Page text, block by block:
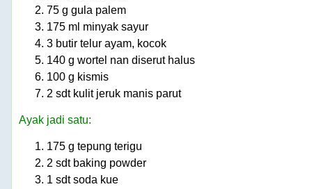
75 g gula palem
175 ml minyak sayur
3 butir telur ayam, kocok
140 g wortel nan diserut halus
100 g kismis
2 sdt kulit jeruk manis parut
Ayak jadi satu:
175 g tepung terigu
2 sdt baking powder
1 sdt soda kue